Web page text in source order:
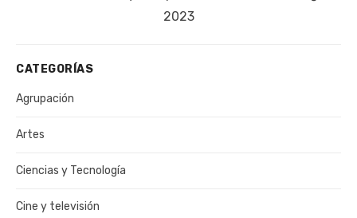
2023
CATEGORÍAS
Agrupación
Artes
Ciencias y Tecnología
Cine y televisión